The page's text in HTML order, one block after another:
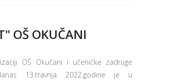
OŠ OKUČANI
OŠ Okučani i učeničke zadruge
13.travnja 2022.godine je u